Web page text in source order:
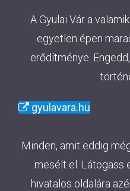
A Gyulai Vár a
egyetlen épen
erődítménye.
gyulavara.hu
Minden, amit eddig
mesélt el. Látogass
hivatalos oldalára